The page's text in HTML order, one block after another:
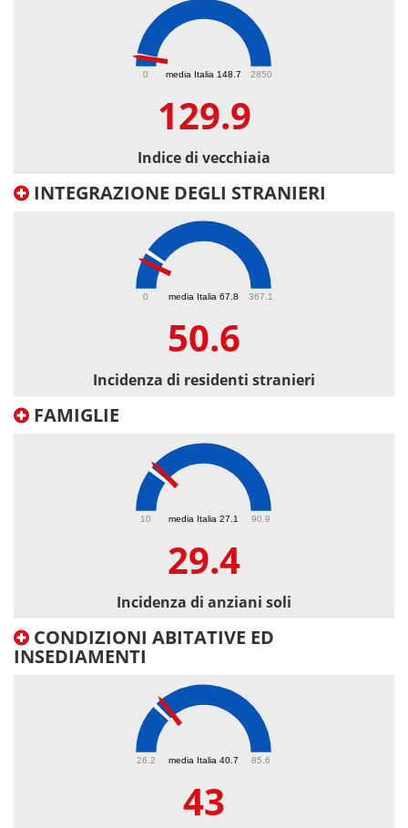
media Italia 148.7
0 2850
129.9
Indice di vecchiaia
INTEGRAZIONE DEGLI STRANIERI
media Italia 67.8
0 367.1
50.6
Incidenza di residenti stranieri
FAMIGLIE
media Italia 27.1
10 90.9
29.4
Incidenza di anziani soli
CONDIZIONI ABITATIVE ED
INSEDIAMENTI
media Italia 40.7
26.2 85.6
43